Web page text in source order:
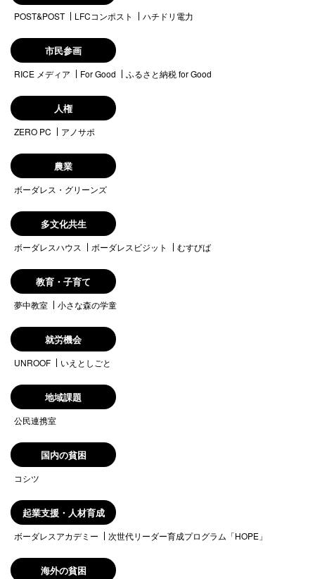
POST&POST LFCコンポスト ハチドリ電力
市民参画
RICE メディア For Good ふるさと納税 for Good
人権
ZERO PC アノサポ
農業
ボーダレス・グリーンズ
多文化共生
ボーダレスハウス ボーダレスビジット むすびば
教育・子育て
夢中教室 小さな森の学童
就労機会
UNROOF いえとしごと
地域課題
公民連携室
国内の貧困
コシツ
起業支援・人材育成
ボーダレスアカデミー 次世代リーダー育成プログラム「HOPE」
海外の貧困